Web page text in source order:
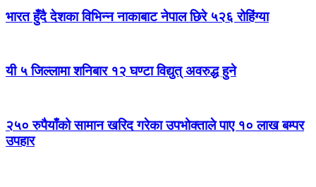
भारत हुँदै देशका विभिन्न नाकाबाट नेपाल छिरे ५२६ रोहिंग्या
यी ५ जिल्लामा शनिबार १२ घण्टा विद्युत् अवरुद्ध हुने
२५० रुपैयाँको सामान खरिद गरेका उपभोक्ताले पाए १० लाख बम्पर
उपहार